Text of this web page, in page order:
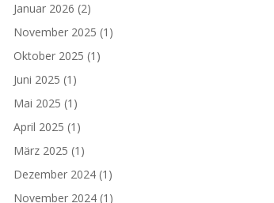
Januar 2026 (2)
November 2025 (1)
Oktober 2025 (1)
Juni 2025 (1)
Mai 2025 (1)
April 2025 (1)
März 2025 (1)
Dezember 2024 (1)
November 2024 (1)